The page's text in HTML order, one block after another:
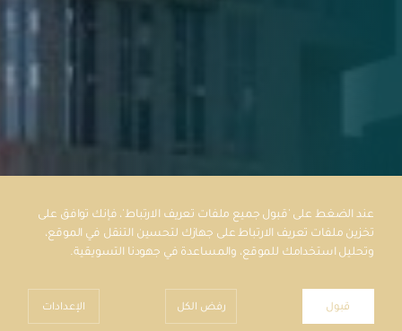
عند الضغط على 'قبول جميع ملفات تعريف الارتباط'، فإنك توافق على
تخزين ملفات تعريف الارتباط على جهازك لتحسين التنقل في الموقع،
وتحليل استخدامك للموقع، والمساعدة في جهودنا التسويقية.
قبول رفض الكل الإعدادات